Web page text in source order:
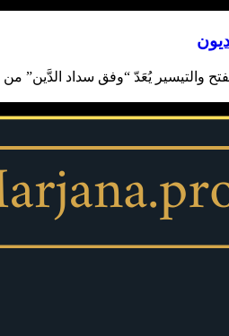
يُعَدّ “وفق سداد الدَّين” من